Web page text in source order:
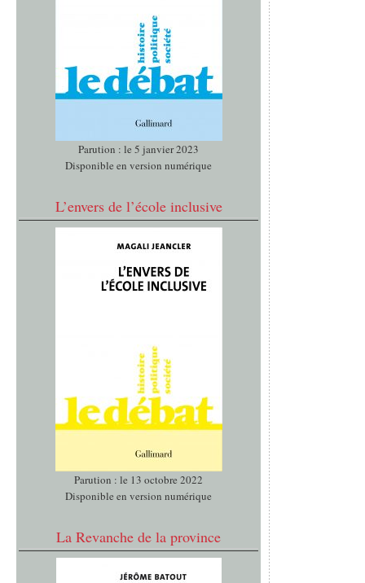
Parution : le 5 janvier 2023
Disponible en version numérique
L’envers de l’école inclusive
Parution : le 13 octobre 2022
Disponible en version numérique
La Revanche de la province